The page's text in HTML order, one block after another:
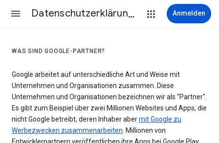
Datenschutzerklärung & Nutzungsbedingungen Anmelden
WAS SIND GOOGLE-PARTNER?
Google arbeitet auf unterschiedliche Art und Weise mit
Unternehmen und Organisationen zusammen. Diese
Unternehmen und Organisationen bezeichnen wir als "Partner".
Es gibt zum Beispiel über zwei Millionen Websites und Apps, die
nicht Google betreibt, deren Inhaber abermit Google zu
Werbezwecken zusammenarbeiten. Millionen von